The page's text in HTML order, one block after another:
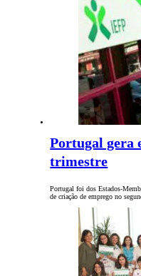
Portugal gera
trimestre
Portugal foi dos Estados-
de criação de emprego no